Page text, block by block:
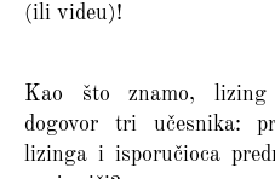
(ili videu)!
Kao što znamo, lizing
dogovor tri učesnika:
lizinga i isporučioca